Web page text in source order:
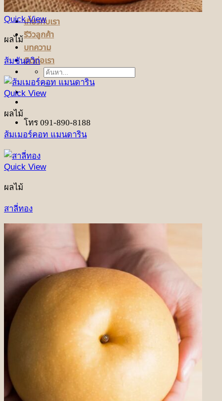
เกี่ยวกับเรา
รีวิวลูกค้า
บทความ
ติดต่อเรา
ค้นหา:
โทร 091-890-8188
Quick View
ผลไม้
ส้มซันควิก
Quick View
ผลไม้
ส้มเมอร์คอท แมนดาริน
Quick View
ผลไม้
สาลี่ทอง